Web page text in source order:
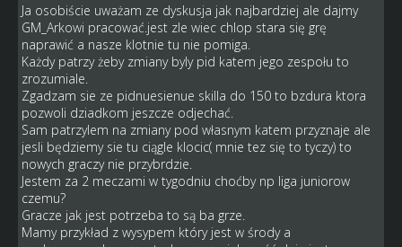
Ja osobiście uważam ze dyskusja jak najbardziej ale dajmy
GM_Arkowi pracować.jest zle wiec chlop stara się grę
naprawić a nasze klotnie tu nie pomiga.
Każdy patrzy żeby zmiany byly pid katem jego zespołu to
zrozumiale.
Zgadzam sie ze pidnuesienue skilla do 150 to bzdura ktora
pozwoli dziadkom jeszcze odjechać.
Sam patrzylem na zmiany pod własnym katem przyznaje ale
jesli będziemy sie tu ciągle klocic( mnie tez się to tyczy) to
nowych graczy nie przybrdzie.
Jestem za 2 meczami w tygodniu choćby np liga juniorow
czemu?
Gracze jak jest potrzeba to są ba grze.
Mamy przykład z wysypem który jest w środy a